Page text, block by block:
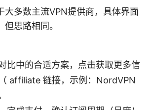
大多数主流VPN提供商，具体界面
思路相同。
比中的合适方案，点击获取更多信
affiliate 链接，示例：NordVPN